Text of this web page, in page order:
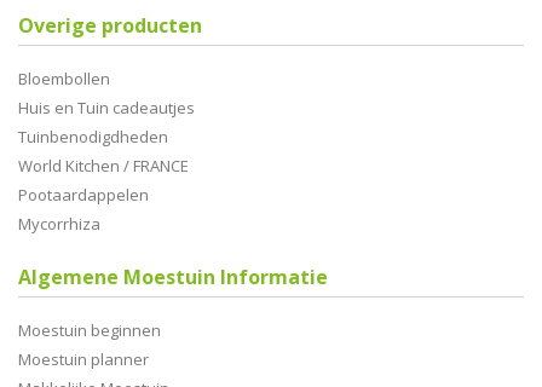
Overige producten
Bloembollen
Huis en Tuin cadeautjes
Tuinbenodigdheden
World Kitchen / FRANCE
Pootaardappelen
Mycorrhiza
Algemene Moestuin Informatie
Moestuin beginnen
Moestuin planner